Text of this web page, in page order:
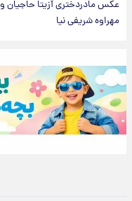
عکس مادردختری آزیتا حاجیان و
مهراوه شریفی نیا